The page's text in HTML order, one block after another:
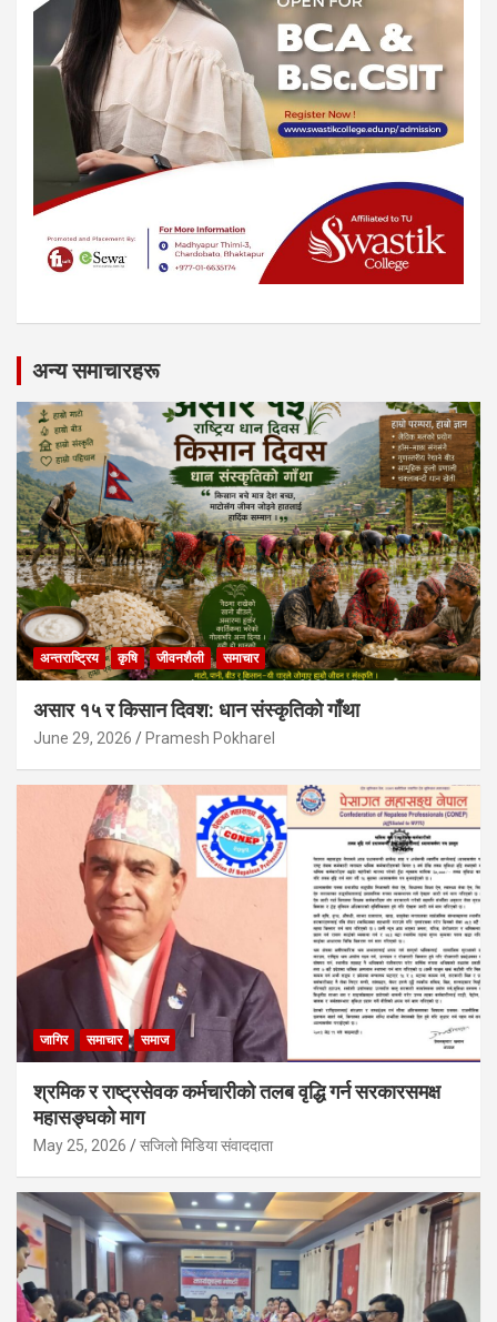
अन्य समाचारहरू
अन्तराष्ट्रिय कृषि जीवनशैली समाचार
असार १५ र किसान दिवश: धान संस्कृतिको गाँथा
June 29, 2026 Pramesh Pokharel
जागिर समाचार समाज
श्रमिक र राष्ट्रसेवक कर्मचारीको तलब वृद्धि गर्न सरकारसमक्ष
महासङ्घको माग
May 25, 2026 सजिलो मिडिया संवाददाता